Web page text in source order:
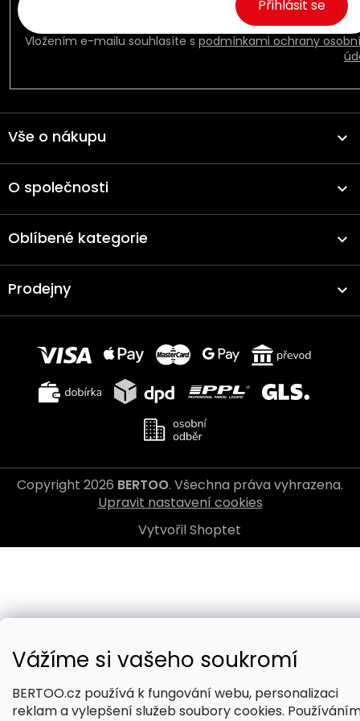
Vážíme si vašeho soukromí
BERTOO.cz používá k fungování webu, personalizaci
reklam a vylepšení služeb soubory cookies.
Vložením e-mailu souhlasíte s podmínkami ochrany
Přihlásit se
Vše o nákupu
O společnosti
Oblíbené kategorie
Prodejny
Vytvořil Shoptet
Copyright 2026 BERTOO. Všechna práva vyhrazena.
Upravit nastavení cookies